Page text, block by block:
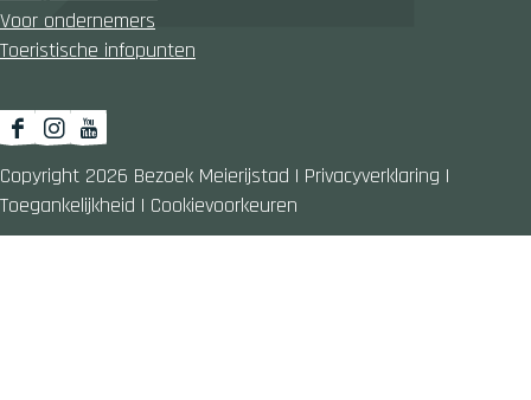
Voor ondernemers
Toeristische infopunten
F
a
c
e
I
n
s
t
Y
o
u
T
Copyright 2026 Bezoek Meierijstad | Privacyverklaring |
Toegankelijkheid | Cookievoorkeuren